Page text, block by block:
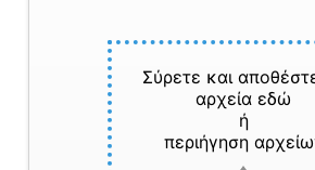
Σύρετε και
αρχεία εδώ
ή
περιήγηση